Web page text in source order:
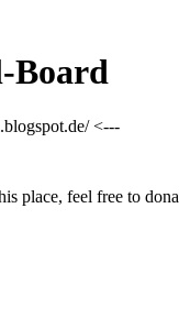
Board
<---
place, feel free to